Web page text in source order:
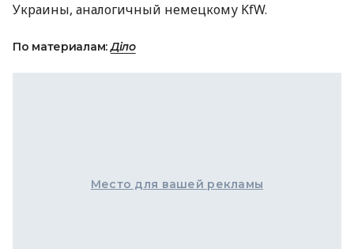
Украины, аналогичный немецкому KfW.
По материалам:Діло
Место для вашей рекламы